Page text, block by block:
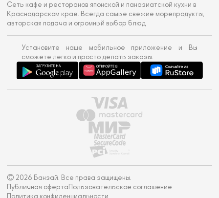
Сеть кафе и ресторанов японской и паназиатской кухни в
Краснодарском крае. Всегда самые свежие морепродукты,
авторская подача и огромный выбор блюд
Установите наше мобильное приложение и Вы
сможете легко и просто делать заказы.
© 2026 Банзай. Все права защищены.
Публичная оферта Пользовательское соглашение
Политика конфиденциальности